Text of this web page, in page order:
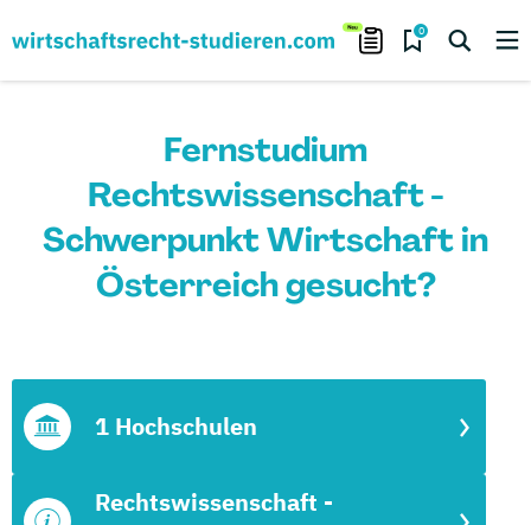
0
Fernstudium
Rechtswissenschaft -
Schwerpunkt Wirtschaft in
Österreich gesucht?
Rechtswissenschaft -
1 Hochschulen